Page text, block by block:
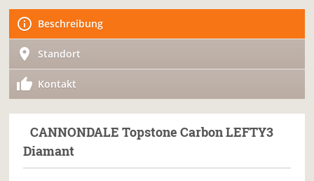
Beschreibung
Standort
Kontakt
CANNONDALE Topstone Carbon LEFTY3
Diamant